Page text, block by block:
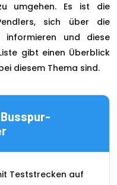
umgehen. Es ist die
sich über die
informieren und diese
gibt einen Überblick
diesem Thema sind.
Teststrecken auf